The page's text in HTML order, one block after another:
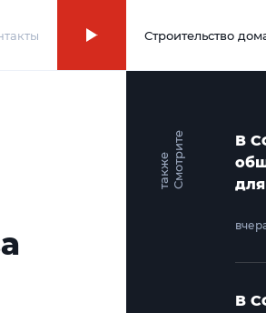
00:00
Строительство
С
м
о
т
р и
т
е
т
а
к
ж
е
В
В